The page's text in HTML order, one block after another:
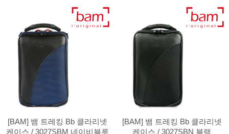
[BAM] 뱀 트레킹 Bb 클라리넷
케이스 / 3027SBM 네이비블루
[BAM] 뱀 트레킹 Bb 클라리넷
케이스 / 3027SBN 블랙